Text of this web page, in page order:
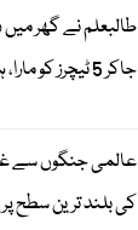
طالبعلم نے گھر میں
جاکر 5 ٹیچرز کو مارا، ہوشربا تفصیلات
عالمی جنگوں سے
کی بلند ترین سطح